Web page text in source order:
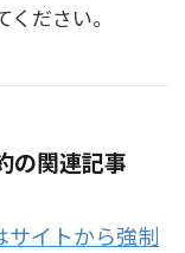
ださい。
の関連記事
サイトから強制